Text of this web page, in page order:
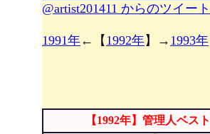
@artist201411 からのツイート
1991年←【 1992年】→ 1993年
【1992年】管理人ベス